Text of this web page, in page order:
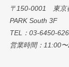
〒150-0001 東京
PARK South 3F
TEL：03-6450-
営業時間：11:00